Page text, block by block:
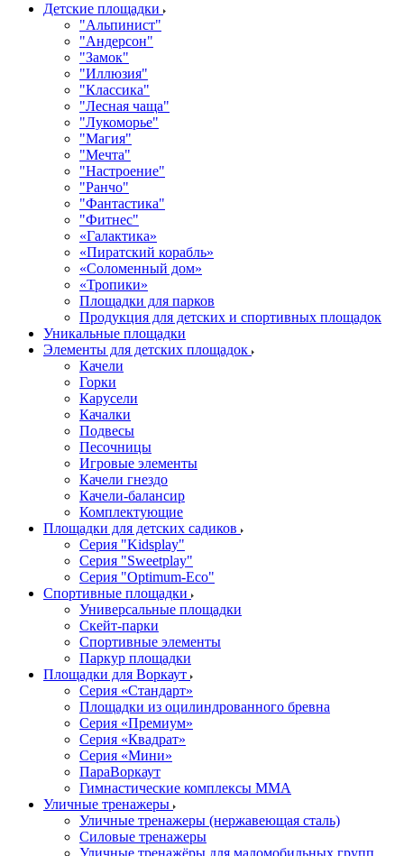
Детские площадки
"Альпинист"
"Андерсон"
"Замок"
"Иллюзия"
"Классика"
"Лесная чаща"
"Лукоморье"
"Магия"
"Мечта"
"Настроение"
"Ранчо"
"Фантастика"
"Фитнес"
«Галактика»
«Пиратский корабль»
«Соломенный дом»
«Тропики»
Площадки для парков
Продукция для детских и спортивных площадок
Уникальные площадки
Элементы для детских площадок
Качели
Горки
Карусели
Качалки
Подвесы
Песочницы
Игровые элементы
Качели гнездо
Качели-балансир
Комплектующие
Площадки для детских садиков
Серия "Kidsplay"
Серия "Sweetplay"
Серия "Оptimum-Еco"
Спортивные площадки
Универсальные площадки
Скейт-парки
Спортивные элементы
Паркур площадки
Площадки для Воркаут
Серия «Стандарт»
Площадки из оцилиндрованного бревна
Серия «Премиум»
Серия «Квадрат»
Серия «Мини»
ПараВоркаут
Гимнастические комплексы ММА
Уличные тренажеры
Уличные тренажеры (нержавеющая сталь)
Силовые тренажеры
Уличные тренажёры для маломобильных групп